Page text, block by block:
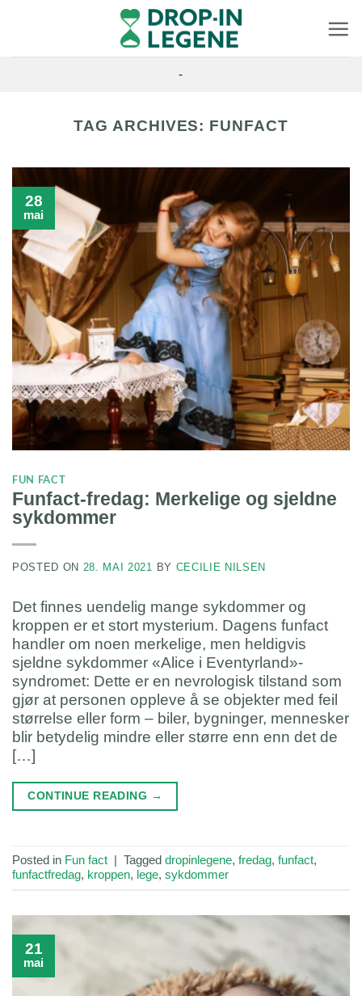
content
-
TAG ARCHIVES: FUNFACT
28
mai
FUN FACT
Funfact-fredag: Merkelige og sjeldne
sykdommer
POSTED ON 28. MAI 2021 BY CECILIE NILSEN
Det finnes uendelig mange sykdommer og
kroppen er et stort mysterium. Dagens funfact
handler om noen merkelige, men heldigvis
sjeldne sykdommer «Alice i Eventyrland»-
syndromet: Dette er en nevrologisk tilstand som
gjør at personen oppleve å se objekter med feil
størrelse eller form – biler, bygninger, mennesker
blir betydelig mindre eller større enn enn det de
[…]
CONTINUE READING →
Posted in Fun fact | Tagged dropinlegene, fredag, funfact,
funfactfredag, kroppen, lege, sykdommer
21
mai